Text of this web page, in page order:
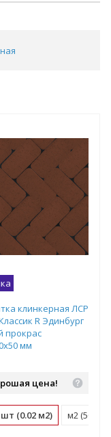
(540 шт)
клинкерная ЛСР
R Эдинбург
прокрас
мм
цена!
шт (0.02 м2) м2 (50 шт)